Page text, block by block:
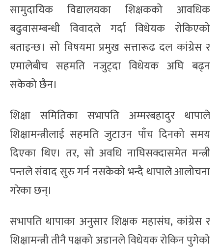
सामुदायिक विद्यालयका शिक्षकको आवधिक
बढुवासम्बन्धी विवादले गर्दा विधेयक रोकिएको
बताइन्छ। सो विषयमा प्रमुख सत्तारूढ दल कांग्रेस र
एमालेबीच सहमति नजुट्दा विधेयक अघि बढ्न
सकेको छैन।
शिक्षा समितिका सभापति अम्मरबहादुर थापाले
शिक्षामन्त्रीलाई सहमति जुटाउन पाँच दिनको समय
दिएका थिए। तर, सो अवधि नाघिसक्दासमेत मन्त्री
पन्तले संवाद सुरु गर्न नसकेको भन्दै थापाले आलोचना
गरेका छन्।
सभापति थापाका अनुसार शिक्षक महासंघ, कांग्रेस र
शिक्षामन्त्री तीनै पक्षको अडानले विधेयक रोकिन पुगेको